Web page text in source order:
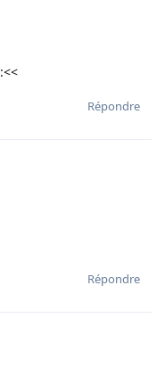
Répondre
Répondre